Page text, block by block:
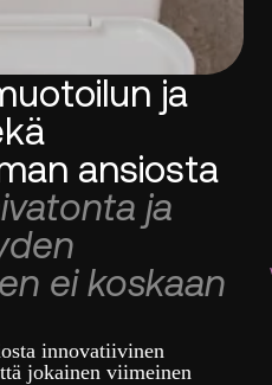
ja
ansiosta
ja
ei koskaan
innovatiivinen
jokainen viimeinen